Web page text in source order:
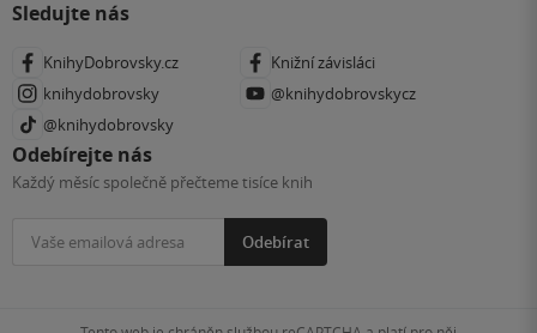
Sledujte nás
KnihyDobrovsky.cz
Knižní závisláci
knihydobrovsky
@knihydobrovskycz
@knihydobrovsky
Odebírejte nás
Každý měsíc společně přečteme tisíce knih
Odebírat